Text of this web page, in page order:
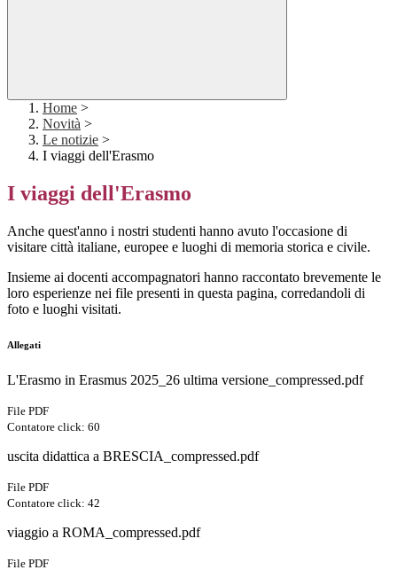
Home >
Novità >
Le notizie >
I viaggi dell'Erasmo
I viaggi dell'Erasmo
Anche quest'anno i nostri studenti hanno avuto l'occasione di
visitare città italiane, europee e luoghi di memoria storica e civile.
Insieme ai docenti accompagnatori hanno raccontato brevemente le
loro esperienze nei file presenti in questa pagina, corredandoli di
foto e luoghi visitati.
Allegati
L'Erasmo in Erasmus 2025_26 ultima versione_compressed.pdf
File PDF
Contatore click: 60
uscita didattica a BRESCIA_compressed.pdf
File PDF
Contatore click: 42
viaggio a ROMA_compressed.pdf
File PDF